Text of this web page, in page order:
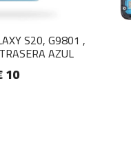
S20, G9801 ,
AZUL
10